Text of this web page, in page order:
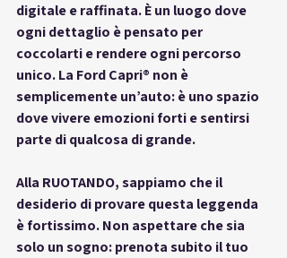
digitale e raffinata. È un luogo dove
ogni dettaglio è pensato per
coccolarti e rendere ogni percorso
unico. La Ford Capri® non è
semplicemente un’auto: è uno spazio
dove vivere emozioni forti e sentirsi
parte di qualcosa di grande.
Alla RUOTANDO, sappiamo che il
desiderio di provare questa leggenda
è fortissimo. Non aspettare che sia
solo un sogno: prenota subito il tuo